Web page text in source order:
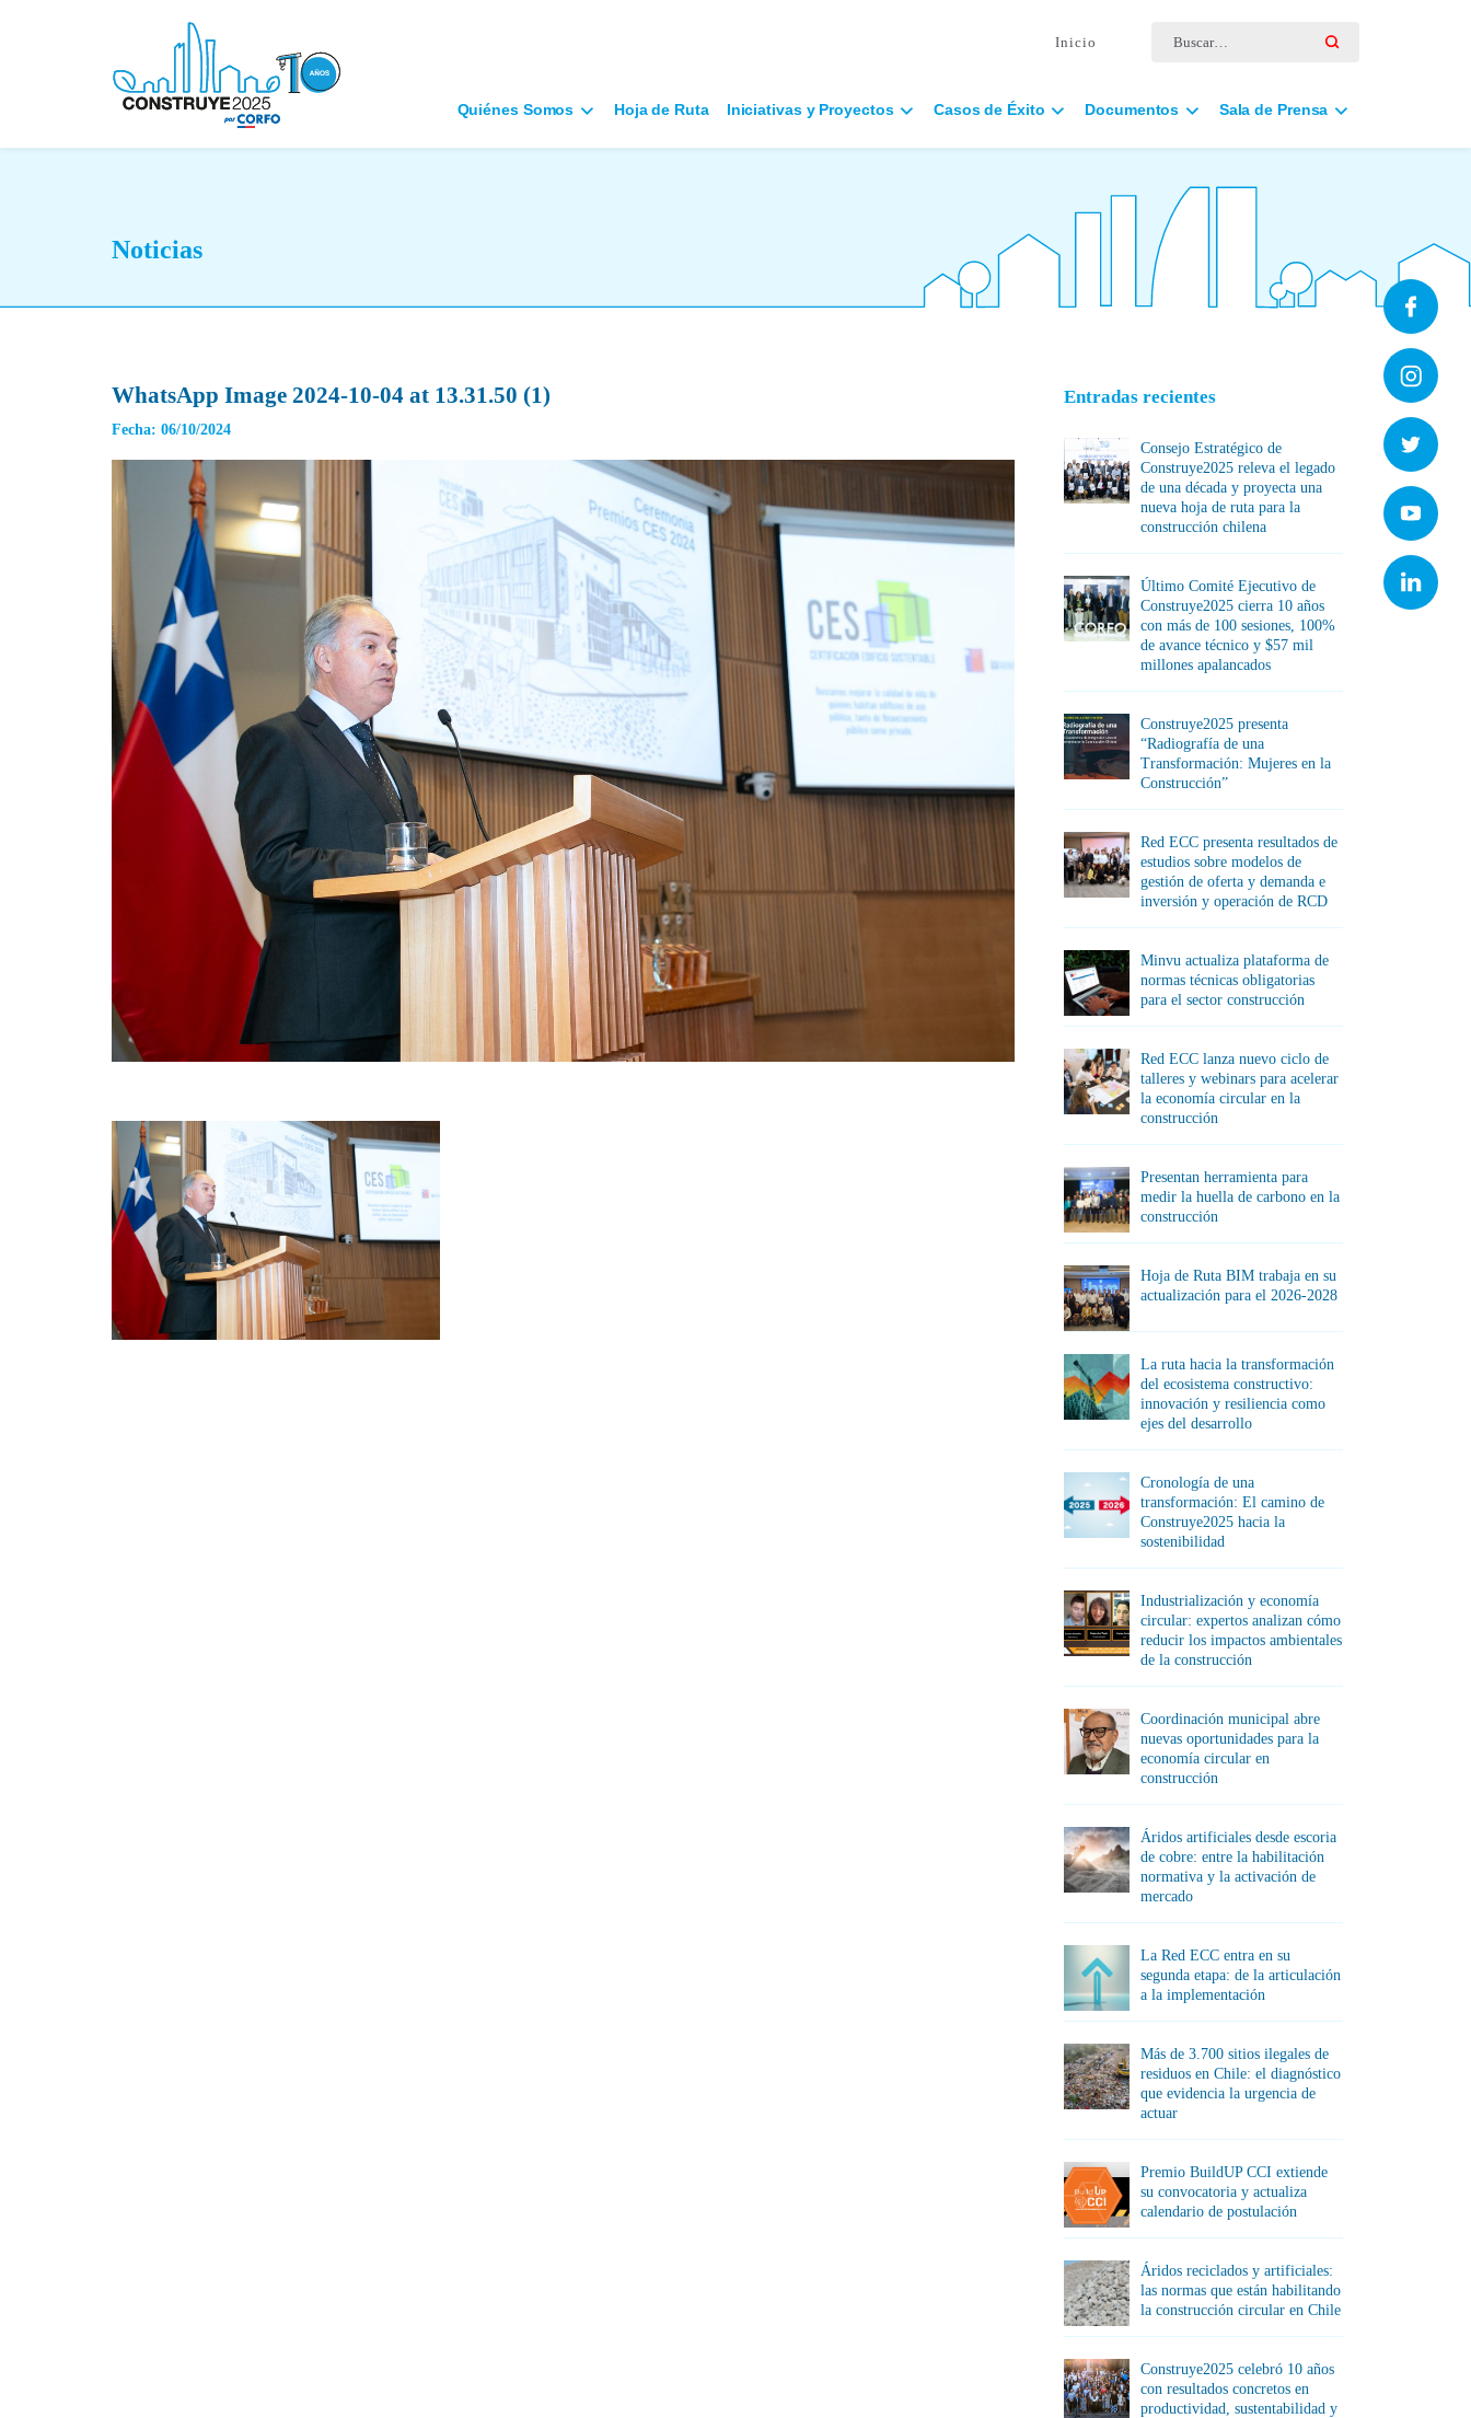
Buscar por:
Inicio
Quiénes Somos Hoja de Ruta Iniciativas y Proyectos Casos de Éxito Documentos Sala de Prensa
Noticias
WhatsApp Image 2024-10-04 at 13.31.50 (1)
Fecha: 06/10/2024
Entradas recientes
Consejo Estratégico de
Construye2025 releva el legado
de una década y proyecta una
nueva hoja de ruta para la
construcción chilena
Último Comité Ejecutivo de
Construye2025 cierra 10 años
con más de 100 sesiones, 100%
de avance técnico y $57 mil
millones apalancados
Construye2025 presenta
“Radiografía de una
Transformación: Mujeres en la
Construcción”
Red ECC presenta resultados de
estudios sobre modelos de
gestión de oferta y demanda e
inversión y operación de RCD
Minvu actualiza plataforma de
normas técnicas obligatorias
para el sector construcción
Red ECC lanza nuevo ciclo de
talleres y webinars para acelerar
la economía circular en la
construcción
Presentan herramienta para
medir la huella de carbono en la
construcción
Hoja de Ruta BIM trabaja en su
actualización para el 2026-2028
La ruta hacia la transformación
del ecosistema constructivo:
innovación y resiliencia como
ejes del desarrollo
Cronología de una
transformación: El camino de
Construye2025 hacia la
sostenibilidad
Industrialización y economía
circular: expertos analizan cómo
reducir los impactos ambientales
de la construcción
Coordinación municipal abre
nuevas oportunidades para la
economía circular en
construcción
Áridos artificiales desde escoria
de cobre: entre la habilitación
normativa y la activación de
mercado
La Red ECC entra en su
segunda etapa: de la articulación
a la implementación
Más de 3.700 sitios ilegales de
residuos en Chile: el diagnóstico
que evidencia la urgencia de
actuar
Premio BuildUP CCI extiende
su convocatoria y actualiza
calendario de postulación
Áridos reciclados y artificiales:
las normas que están habilitando
la construcción circular en Chile
Construye2025 celebró 10 años
con resultados concretos en
productividad, sustentabilidad y